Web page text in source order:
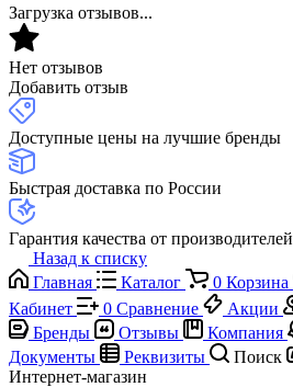
Загрузка отзывов...
Нет отзывов
Добавить отзыв
Доступные цены на лучшие бренды
Быстрая доставка по России
Гарантия качества от производителей
Назад к списку
Главная
Каталог 0 Корзина
Кабинет
0 Сравнение Акции
Бренды
Отзывы Компания
Документы
Реквизиты Поиск
Интернет-магазин